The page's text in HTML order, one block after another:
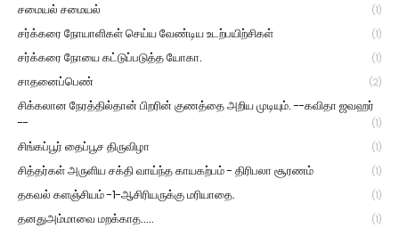
சமையல் சமையல் (1)
சர்க்கரை நோயாளிகள் செய்ய வேண்டிய உடற்பயிற்சிகள் (1)
சர்க்கரை நோயை கட்டுப்படுத்த யோகா. (1)
சாதனைப்பெண் (2)
சிக்கலான நேரத்தில்தான் பிறரின் குணத்தை அறிய முடியும். --கவிதா ஜவஹர்
--
(1)
சிங்கப்பூர் தைப்பூச திருவிழா (1)
சித்தர்கள் அருளிய சக்தி வாய்ந்த காயகற்பம் - திரிபலா சூரணம் (1)
தகவல் களஞ்சியம் -1-ஆசிரியருக்கு மரியாதை. (1)
தனதுஅம்மாவை மறக்காத..... (1)